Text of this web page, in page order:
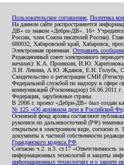
Пользовательское соглашение Политика
На данном сайте распространяется
ДВ» со знаком «Дебри-ДВ». 16+
России, член Союза писателей России).
680032, Хабаровский край, Хабаровск,
Электронная приемная: Отправить
Редакционный совет электронного
началах): К.А. Пронякин, И.Ю.
Л.Н. Левина, А.Ю. Жданов, Е.Н. Голубь,
Свидетельство о регистрации СМИ
Федеральной службой по надзору в сфере
коммуникаций (Роскомнадзор) 16.06.2011 г.
Федерация, зарубежные страны.
В 2006 г. проект «Дебри-ДВ» был создан
№ 125 «Об архивном деле в Российской
Основной фонд архива составляют
рукописи по дальневосточной (РФ)
открытым в электронном виде, согласно п.
документы к частной собственности
Гражданского кодекса РФ
Согласно ч.2. п.3. ст.17 «Ответственность
информационных технологий и защиты
информационных технологиях и о защите